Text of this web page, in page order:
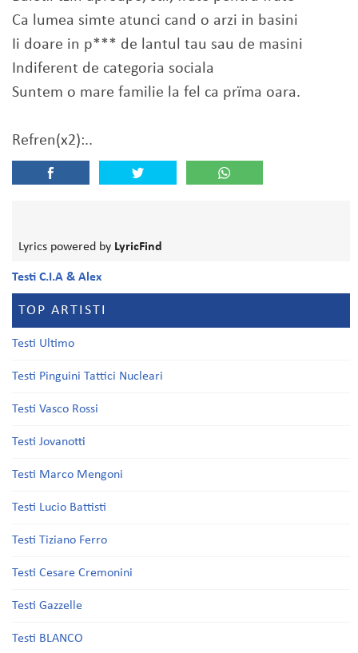
Ca lumea simte atunci cand o arzi in basini
Ii doare in p*** de lantul tau sau de masini
Indiferent de categoria sociala
Suntem o mare familie la fel ca prïma oara.
Refren(x2):..
Lyrics powered by LyricFind
Testi C.I.A & Alex
TOP ARTISTI
Testi Ultimo
Testi Pinguini Tattici Nucleari
Testi Vasco Rossi
Testi Jovanotti
Testi Marco Mengoni
Testi Lucio Battisti
Testi Tiziano Ferro
Testi Cesare Cremonini
Testi Gazzelle
Testi BLANCO